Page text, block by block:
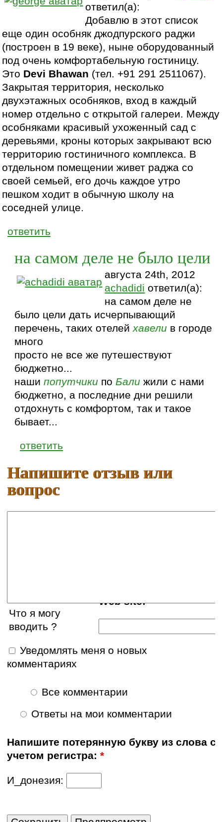
ответил(а):
Добавлю в этот список
еще один особняк джодпурского раджи
(построен в 19 веке), ныне оборудованный
под очень комфортабельную гостиницу.
Это Devi Bhawan (тел. +91 291 2511067).
Закрытая территория, несколько
двухэтажных особняков, вход в каждый
номер отдельно с открытой галереи. Между
особняками красивый ухоженный сад с
деревьями, кроны которых закрывают всю
территорию гостиничного комплекса. В
отдельном помещении живет раджа со
своей семьей, его дочь каждое утро
пешком ходит в обычную школу на
соседней улице.
ответить
на самом деле не было цели
августа 24th, 2012
achadidi ответил(а):
на самом деле не
было цели дать исчерпывающий
перечень, таких отелейхавели в городе
много
просто не все же путешествуют
бюджетно...
нашипопутчики поБали жили с нами
бюджетно, а последние дни решили
отдохнуть с комфортом, так и такое
бывает...
ответить
Напишите отзыв или
вопрос
Web site:
Что я могу
вводить ?
Уведомлять меня о новых
комментариях
Все комментарии
Ответы на мои комментарии
Напишите потерянную букву из слова с
учетом регистра:*
И_донезия: